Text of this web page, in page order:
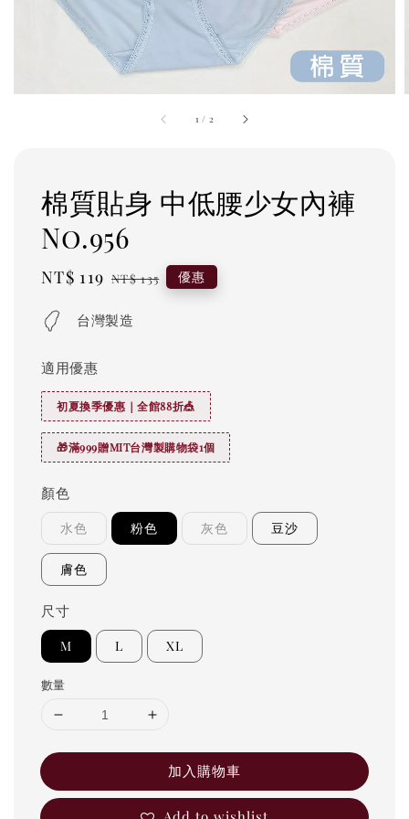
1 / 2
棉質貼身 中低腰少女內褲
No.956
Sale
NT$ 119 Regular
NT$ 135 優惠
台灣製造
適用優惠
初夏換季優惠｜全館88折🎪
🎁滿999贈MIT台灣製購物袋1個
顏色
水色 粉色 灰色 豆沙
膚色
尺寸
M L XL
數量
加入購物車